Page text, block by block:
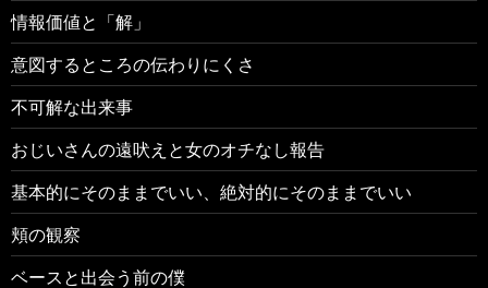
情報価値と「解」
意図するところの伝わりにくさ
不可解な出来事
おじいさんの遠吠えと女のオチなし報告
基本的にそのままでいい、絶対的にそのままでいい
頬の観察
ベースと出会う前の僕